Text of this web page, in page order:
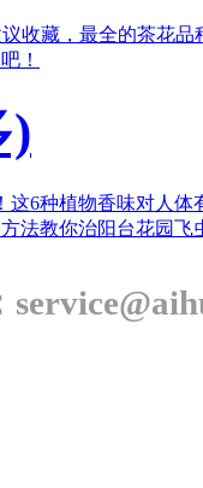
收藏，最全的茶花品
！
)
这6种植物香味对人体
方法教你治阳台花园飞